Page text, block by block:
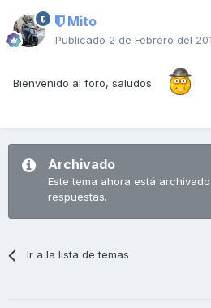
Mito
Publicado 2 de Febrero del
Bienvenido al foro, saludos
Archivado
Este tema ahora está
respuestas.
Ir a la lista de temas